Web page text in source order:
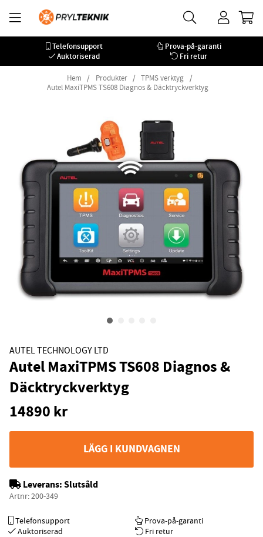
Telefonsupport
Prova-på-garanti
Auktoriserad
Fri retur
Hem Produkter
TPMS verktyg
Autel MaxiTPMS TS608 Diagnos & Däcktryckverktyg
AUTEL TECHNOLOGY LTD
Autel MaxiTPMS TS608 Diagnos &
Däcktryckverktyg
14890 kr
LÄGG I KUNDVAGNEN
Leverans:Slutsåld
Artnr:200-349
Telefonsupport
Prova-på-garanti
Auktoriserad
Fri retur